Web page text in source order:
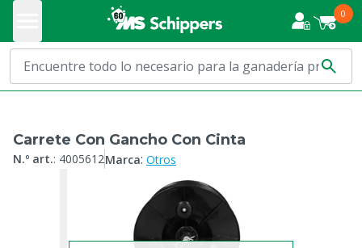
0
Carrete Con Gancho Con Cinta
N.º art.: 4005612Marca: Otros